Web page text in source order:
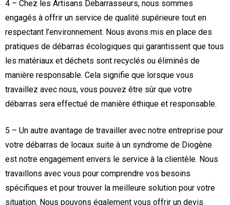
4 – Chez les Artisans Debarrasseurs, nous sommes
engagés à offrir un service de qualité supérieure tout en
respectant l’environnement. Nous avons mis en place des
pratiques de débarras écologiques qui garantissent que tous
les matériaux et déchets sont recyclés ou éliminés de
manière responsable. Cela signifie que lorsque vous
travaillez avec nous, vous pouvez être sûr que votre
débarras sera effectué de manière éthique et responsable.
5 – Un autre avantage de travailler avec notre entreprise pour
votre débarras de locaux suite à un syndrome de Diogène
est notre engagement envers le service à la clientèle. Nous
travaillons avec vous pour comprendre vos besoins
spécifiques et pour trouver la meilleure solution pour votre
situation. Nous pouvons également vous offrir un devis